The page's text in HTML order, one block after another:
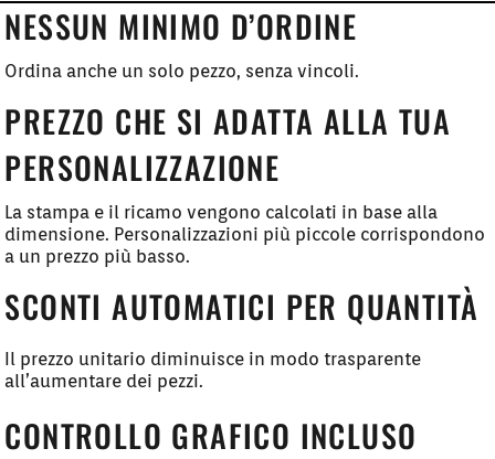
NESSUN MINIMO D’ORDINE
Ordina anche un solo pezzo, senza vincoli.
PREZZO CHE SI ADATTA ALLA TUA
PERSONALIZZAZIONE
La stampa e il ricamo vengono calcolati in base alla
dimensione. Personalizzazioni più piccole corrispondono
a un prezzo più basso.
SCONTI AUTOMATICI PER QUANTITÀ
Il prezzo unitario diminuisce in modo trasparente
all’aumentare dei pezzi.
CONTROLLO GRAFICO INCLUSO